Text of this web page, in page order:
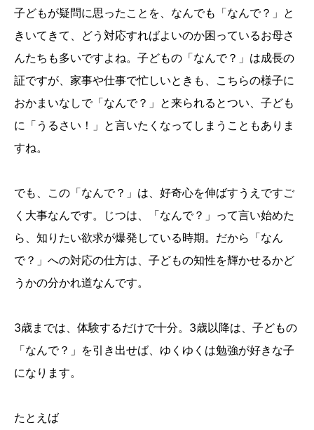
子どもが疑問に思ったことを、なんでも「なんで？」と
きいてきて、どう対応すればよいのか困っているお母さ
んたちも多いですよね。子どもの「なんで？」は成長の
証ですが、家事や仕事で忙しいときも、こちらの様子に
おかまいなしで「なんで？」と来られるとつい、子ども
に「うるさい！」と言いたくなってしまうこともありま
すね。
でも、この「なんで？」は、好奇心を伸ばすうえですご
く大事なんです。じつは、「なんで？」って言い始めた
ら、知りたい欲求が爆発している時期。だから「なん
で？」への対応の仕方は、子どもの知性を輝かせるかど
うかの分かれ道なんです。
3歳までは、体験するだけで十分。3歳以降は、子どもの
「なんで？」を引き出せば、ゆくゆくは勉強が好きな子
になります。
たとえば